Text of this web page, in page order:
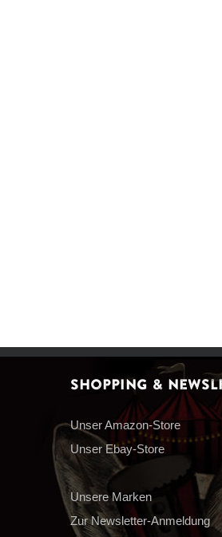
Shopping &
Unser Amazon-Store
Unser Ebay-Store
Unsere Marken
Zur Newsletter-Anmeldung